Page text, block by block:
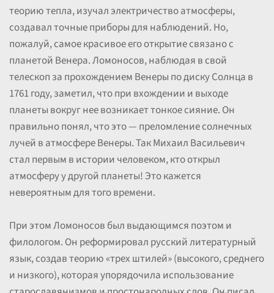
теорию тепла, изучал электричество атмосферы,
создавал точные приборы для наблюдений. Но,
пожалуй, самое красивое его открытие связано с
планетой Венера. Ломоносов, наблюдая в свой
телескоп за прохождением Венеры по диску Солнца в
1761 году, заметил, что при вхождении и выходе
планеты вокруг нее возникает тонкое сияние. Он
правильно понял, что это — преломление солнечных
лучей в атмосфере Венеры. Так Михаил Васильевич
стал первым в истории человеком, кто открыл
атмосферу у другой планеты! Это кажется
невероятным для того времени.
При этом Ломоносов был выдающимся поэтом и
филологом. Он реформировал русский литературный
язык, создав теорию «трех штилей» (высокого, среднего
и низкого), которая упорядочила использование